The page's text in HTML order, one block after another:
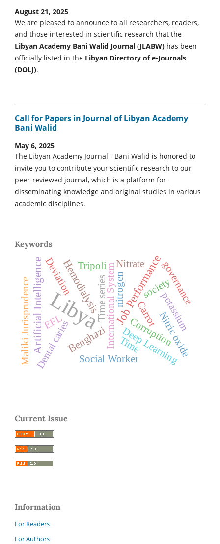
August 21, 2025
We are pleased to announce to all researchers, readers,
and those interested in scientific research that the
Libyan Academy Bani Walid Journal (JLABW) has been
officially listed in the Libyan Directory of e-Journals
(DOLJ).
Call for Papers in Journal of Libyan Academy
Bani Walid
May 6, 2025
The Libyan Academy Journal - Bani Walid is honored to
invite you to contribute your scientific research to our
peer-reviewed journal, which is a platform for
disseminating knowledge and original studies in various
academic disciplines.
Keywords
Libya
Artificial Intelligence Job Performance
Benghazi
Hemodialysis
Corruption
International System society
Deep Learning
EFL Nitric oxide
Maliki Jurisprudence
Tripoli
Dental caries
Nitrate
Time series
Time
Social Worker
governance
Deviation
Carrot
nitrogen
potassium
Current Issue
Information
For Readers
For Authors